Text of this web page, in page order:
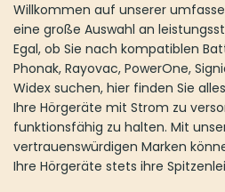
Willkommen auf unserer
eine große Auswahl an
Egal, ob Sie nach kompatiblen
Phonak, Rayovac, PowerOne,
Widex suchen, hier finden Sie
Ihre Hörgeräte mit Strom zu
funktionsfähig zu halten. Mit
vertrauenswürdigen Marken
Ihre Hörgeräte stets ihre